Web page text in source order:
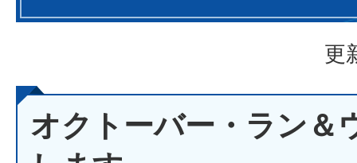
更
オクトーバー・ラン＆